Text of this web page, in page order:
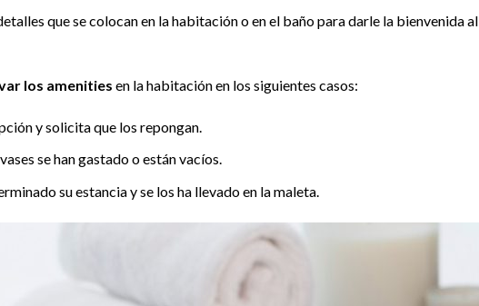
que se colocan en la habitación o en el baño para darle la bienvenida al
los amenities en la habitación en los siguientes casos:
y solicita que los repongan.
se han gastado o están vacíos.
su estancia y se los ha llevado en la maleta.